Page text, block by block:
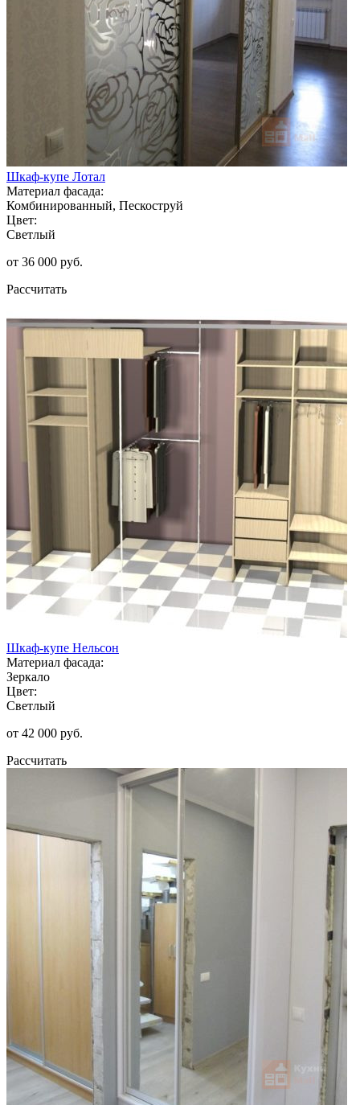
Шкаф-купе Лотал
Материал фасада:
Комбинированный, Пескоструй
Цвет:
Светлый
от 36 000 руб.
Рассчитать
Шкаф-купе Нельсон
Материал фасада:
Зеркало
Цвет:
Светлый
от 42 000 руб.
Рассчитать